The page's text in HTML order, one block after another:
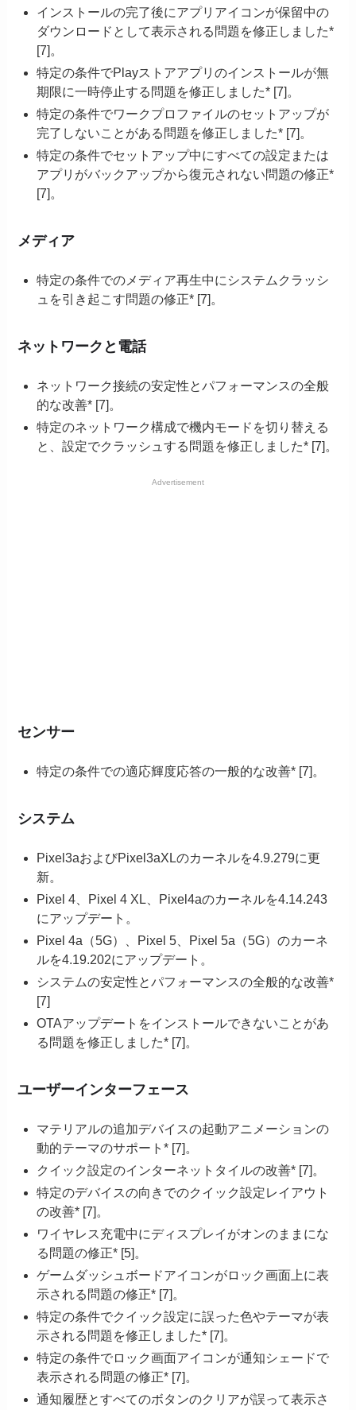
インストールの完了後にアプリアイコンが保留中の
ダウンロードとして表示される問題を修正しました*
[7]。
特定の条件でPlayストアアプリのインストールが無
期限に一時停止する問題を修正しました* [7]。
特定の条件でワークプロファイルのセットアップが
完了しないことがある問題を修正しました* [7]。
特定の条件でセットアップ中にすべての設定または
アプリがバックアップから復元されない問題の修正*
[7]。
メディア
特定の条件でのメディア再生中にシステムクラッシ
ュを引き起こす問題の修正* [7]。
ネットワークと電話
ネットワーク接続の安定性とパフォーマンスの全般
的な改善* [7]。
特定のネットワーク構成で機内モードを切り替える
と、設定でクラッシュする問題を修正しました* [7]。
Advertisement
センサー
特定の条件での適応輝度応答の一般的な改善* [7]。
システム
Pixel3aおよびPixel3aXLのカーネルを4.9.279に更
新。
Pixel 4、Pixel 4 XL、Pixel4aのカーネルを4.14.243
にアップデート。
Pixel 4a（5G）、Pixel 5、Pixel 5a（5G）のカーネ
ルを4.19.202にアップデート。
システムの安定性とパフォーマンスの全般的な改善*
[7]
OTAアップデートをインストールできないことがあ
る問題を修正しました* [7]。
ユーザーインターフェース
マテリアルの追加デバイスの起動アニメーションの
動的テーマのサポート* [7]。
クイック設定のインターネットタイルの改善* [7]。
特定のデバイスの向きでのクイック設定レイアウト
の改善* [7]。
ワイヤレス充電中にディスプレイがオンのままにな
る問題の修正* [5]。
ゲームダッシュボードアイコンがロック画面上に表
示される問題の修正* [7]。
特定の条件でクイック設定に誤った色やテーマが表
示される問題を修正しました* [7]。
特定の条件でロック画面アイコンが通知シェードで
表示される問題の修正* [7]。
通知履歴とすべてのボタンのクリアが誤って表示さ